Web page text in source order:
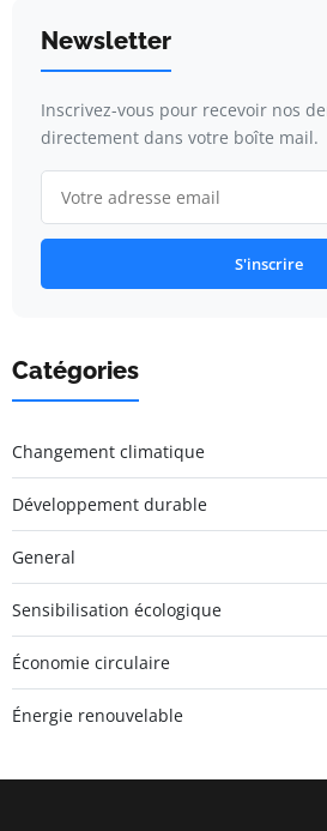
Newsletter
Inscrivez-vous pour recevoir nos
directement dans votre boîte mail.
S'inscrire
Catégories
Changement climatique
Développement durable
General
Sensibilisation écologique
Économie circulaire
Énergie renouvelable